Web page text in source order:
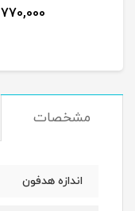
770,000
مشخصات
اندازه هدفون